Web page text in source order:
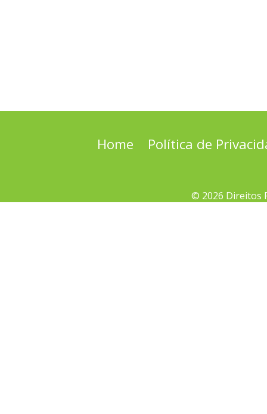
Home Política de
© 2026 Direitos